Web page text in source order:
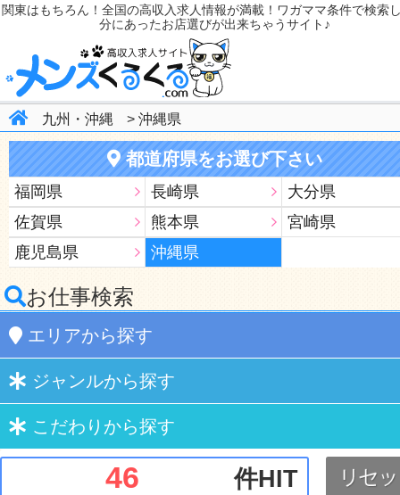
関東はもちろん！全国の高収入求人情報が満載！ワガママ条件で検索
分にあったお店選びが出来ちゃうサイト♪
九州・沖縄 > 沖縄県
都道府県をお選び下さい
福岡県 長崎県
大分県
佐賀県
熊本県
宮崎県
鹿児島県
沖縄県
お仕事検索
エリアから探す
ジャンルから探す
こだわり から探す
46 件HIT